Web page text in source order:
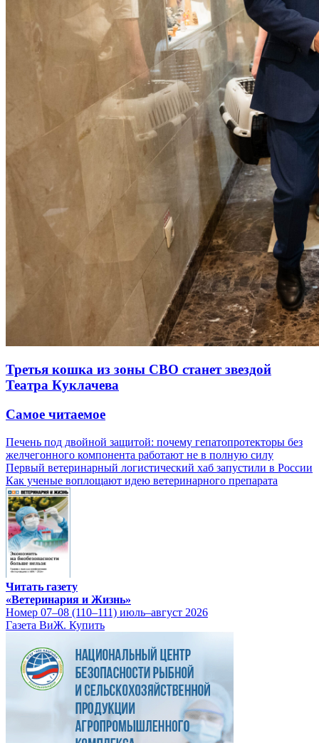
Третья кошка из зоны СВО станет звездой
Театра Куклачева
Самое читаемое
Печень под двойной защитой: почему гепатопротекторы без
желчегонного компонента работают не в полную силу
Первый ветеринарный логистический хаб запустили в России
Как ученые воплощают идею ветеринарного препарата
Читать газету
«Ветеринария и Жизнь»
Номер 07–08 (110–111) июль–август 2026
Газета ВиЖ. Купить